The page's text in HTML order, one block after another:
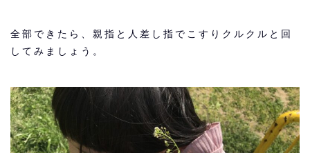
全部できたら、親指と人差し指でこすりクルクルと回
してみましょう。